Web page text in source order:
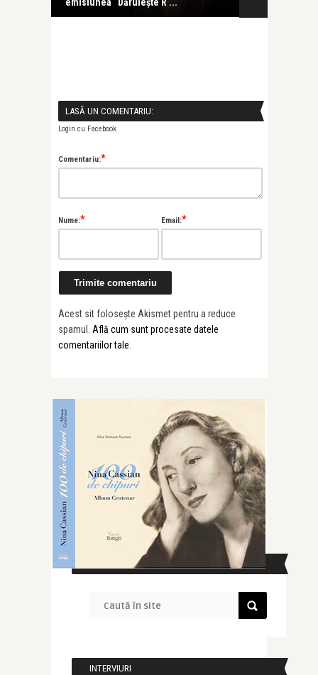
emisiunea “Dăruiește R ...
LASĂ UN COMENTARIU:
Login cu Facebook
Comentariu:*
Nume:* Email:*
Acest sit folosește Akismet pentru a reduce
spamul. Află cum sunt procesate datele
comentariilor tale.
CAUTĂ ÎN SITE
INTERVIURI